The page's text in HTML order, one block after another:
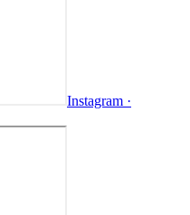
Instagram ·